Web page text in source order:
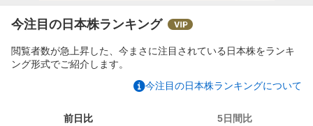
今注目の日本株ランキング
閲覧者数が急上昇した、今まさに注目されている日本株をランキ
ング形式でご紹介します。
今注目の日本株ランキングについて
前日比 5日間比